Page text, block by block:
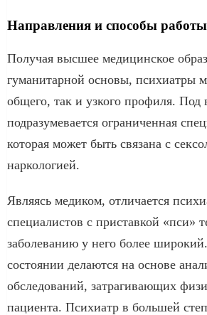
Направления и способы работы
Получая высшее медицинское
гуманитарной основы, психиатры
общего, так и узкого профиля. Под
подразумевается ограниченная
которая может быть связана с
наркологией.
Являясь медиком, отличается
специалистов с приставкой «пси»
заболеванию у него более
состоянии делаются на основе
обследований, затрагивающих
пациента. Психиатр в большей